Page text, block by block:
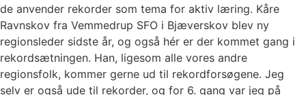
de anvender rekorder som tema for aktiv læring. Kåre
Ravnskov fra Vemmedrup SFO i Bjæverskov blev ny
regionsleder sidste år, og også hér er der kommet gang i
rekordsætningen. Han, ligesom alle vores andre
regionsfolk, kommer gerne ud til rekordforsøgene. Jeg
selv er også ude til rekorder, og for 6. gang var jeg på